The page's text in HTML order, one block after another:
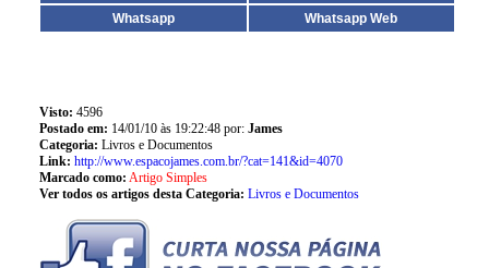
Whatsapp
Whatsapp Web
Visto: 4596
Postado em: 14/01/10 às 19:22:48 por: James
Categoria: Livros e Documentos
Link: http://www.espacojames.com.br/?cat=141&id=4070
Marcado como: Artigo Simples
Ver todos os artigos desta Categoria: Livros e Documentos